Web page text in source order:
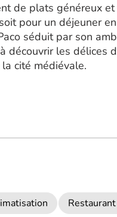
de plats généreux
pour un déjeuner
séduit par son
découvrir les délices
cité médiévale.